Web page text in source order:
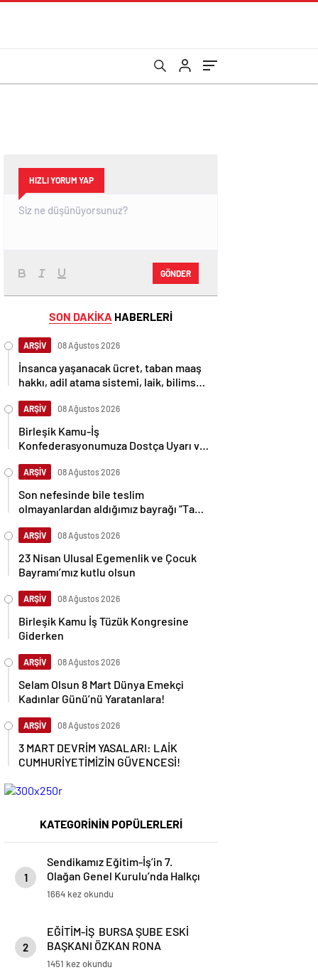
HIZLI YORUM YAP
GÖNDER
SON DAKİKA HABERLERİ
ARŞİV 08 Ağustos 2026
İnsanca yaşanacak ücret, taban maaş
hakkı, adil atama sistemi, laik, bilimsel,
sağlanana dek mücadelemizi
sürdüreceğiz.
ARŞİV 08 Ağustos 2026
Birleşik Kamu-İş
Konfederasyonumuza Dostça Uyarı ve
ARŞİV 08 Ağustos 2026
Son nefesinde bile teslim
olmayanlardan aldığımız bayrağı “Tam
dalgalandırıyoruz.
ARŞİV 08 Ağustos 2026
23 Nisan Ulusal Egemenlik ve Çocuk
Bayramı’mız kutlu olsun
ARŞİV 08 Ağustos 2026
Birleşik Kamu İş Tüzük Kongresine
Giderken
ARŞİV 08 Ağustos 2026
Selam Olsun 8 Mart Dünya Emekçi
Kadınlar Günü’nü Yaratanlara!
ARŞİV 08 Ağustos 2026
3 MART DEVRİM YASALARI: LAİK
CUMHURİYETİMİZİN GÜVENCESİ!
KATEGORİNİN POPÜLERLERİ
1
Sendikamız Eğitim-İş’in 7.
Olağan Genel Kurulu’nda Halkçı
Eğitim ve Bilim Emekçileri
dalgalandırdık!
1664 kez okundu
2
EĞİTİM-İŞ BURSA ŞUBE ESKİ
BAŞKANI ÖZKAN RONA
GÖZALTINA ALINDI
1451 kez okundu